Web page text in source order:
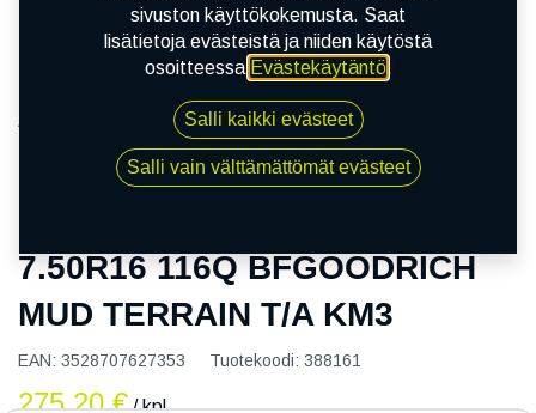
7.50R16 116Q BFGOODRICH MUD TERRAIN T/A
7.50R16 116Q BFGOODRICH
MUD TERRAIN T/A KM3
EAN: 3528707627353 Tuotekoodi: 388161
275,20€ / kpl
sivuston käyttökokemusta. Saat
lisätietoja evästeistä ja niiden käytöstä
osoitteessa Evästekäytäntö.
Salli kaikki evästeet
Salli vain välttämättömät evästeet